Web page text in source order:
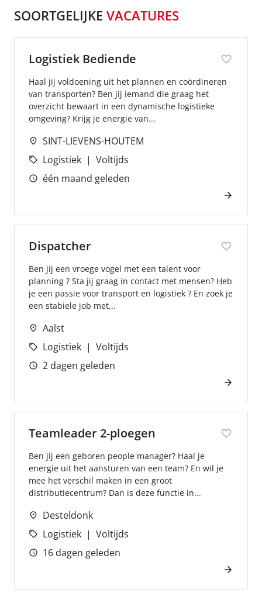
SOORTGELIJKE VACATURES
Logistiek Bediende
Haal jij voldoening uit het plannen en coördineren
van transporten? Ben jij iemand die graag het
overzicht bewaart in een dynamische logistieke
omgeving? Krijg je energie van...
SINT-LIEVENS-HOUTEM
Logistiek
Voltijds
één maand geleden
Dispatcher
Ben jij een vroege vogel met een talent voor
planning ? Sta jij graag in contact met mensen? Heb
je een passie voor transport en logistiek ? En zoek je
een stabiele job met...
Aalst
Logistiek
Voltijds
2 dagen geleden
Teamleader 2-ploegen
Ben jij een geboren people manager? Haal je
energie uit het aansturen van een team? En wil je
mee het verschil maken in een groot
distributiecentrum? Dan is deze functie in...
Desteldonk
Logistiek
Voltijds
16 dagen geleden